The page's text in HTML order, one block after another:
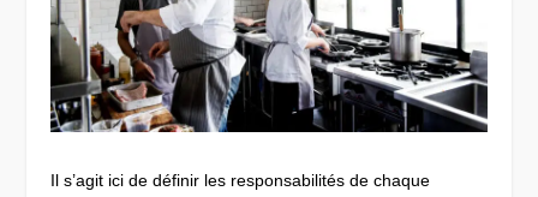
Il s’agit ici de définir les responsabilités de chaque